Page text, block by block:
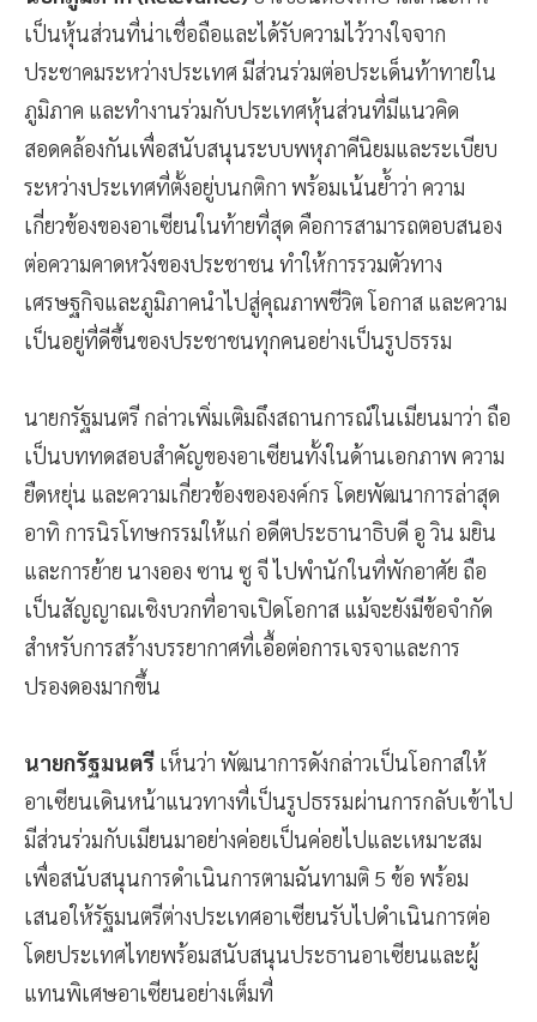
เป็นหุ้นส่วนที่น่าเชื่อถือและได้รับความไว้วางใจจาก
ประชาคมระหว่างประเทศ มีส่วนร่วมต่อประเด็นท้าทายใน
ภูมิภาค และทำงานร่วมกับประเทศหุ้นส่วนที่มีแนวคิด
สอดคล้องกันเพื่อสนับสนุนระบบพหุภาคีนิยมและระเบียบ
ระหว่างประเทศที่ตั้งอยู่บนกติกา พร้อมเน้นย้ำว่า ความ
เกี่ยวข้องของอาเซียนในท้ายที่สุด คือการสามารถตอบสนอง
ต่อความคาดหวังของประชาชน ทำให้การรวมตัวทาง
เศรษฐกิจและภูมิภาคนำไปสู่คุณภาพชีวิต โอกาส และความ
เป็นอยู่ที่ดีขึ้นของประชาชนทุกคนอย่างเป็นรูปธรรม
นายกรัฐมนตรี กล่าวเพิ่มเติมถึงสถานการณ์ในเมียนมาว่า ถือ
เป็นบททดสอบสำคัญของอาเซียนทั้งในด้านเอกภาพ ความ
ยืดหยุ่น และความเกี่ยวข้องขององค์กร โดยพัฒนาการล่าสุด
อาทิ การนิรโทษกรรมให้แก่ อดีตประธานาธิบดี อู วิน มยิน
และการย้าย นางออง ซาน ซู จี ไปพำนักในที่พักอาศัย ถือ
เป็นสัญญาณเชิงบวกที่อาจเปิดโอกาส แม้จะยังมีข้อจำกัด
สำหรับการสร้างบรรยากาศที่เอื้อต่อการเจรจาและการ
ปรองดองมากขึ้น
นายกรัฐมนตรี เห็นว่า พัฒนาการดังกล่าวเป็นโอกาสให้
อาเซียนเดินหน้าแนวทางที่เป็นรูปธรรมผ่านการกลับเข้าไป
มีส่วนร่วมกับเมียนมาอย่างค่อยเป็นค่อยไปและเหมาะสม
เพื่อสนับสนุนการดำเนินการตามฉันทามติ 5 ข้อ พร้อม
เสนอให้รัฐมนตรีต่างประเทศอาเซียนรับไปดำเนินการต่อ
โดยประเทศไทยพร้อมสนับสนุนประธานอาเซียนและผู้
แทนพิเศษอาเซียนอย่างเต็มที่